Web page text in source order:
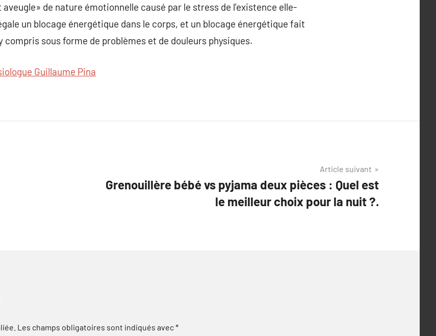
de nature émotionnelle causé par le stress de l’existence elle-
un blocage énergétique dans le corps, et un blocage énergétique fait
compris sous forme de problèmes et de douleurs physiques.
Guillaume Pina
Article suivant
Grenouillère bébé vs pyjama deux pièces : Quel est
le meilleur choix pour la nuit ?.
Les champs obligatoires sont indiqués avec*